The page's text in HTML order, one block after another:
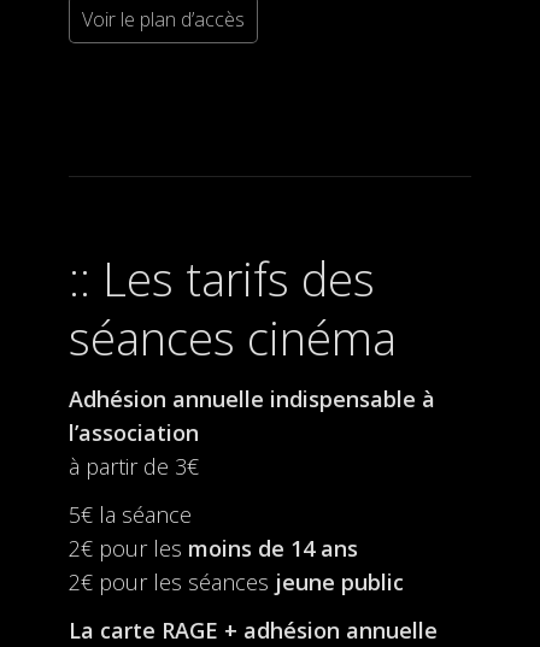
Voir le plan d’accès
Les tarifs des
séances cinéma
Adhésion annuelle indispensable à
l’association
à partir de 3€
5€ la séance
2€ pour les moins de 14 ans
2€ pour les séances jeune public
La carte RAGE + adhésion annuelle